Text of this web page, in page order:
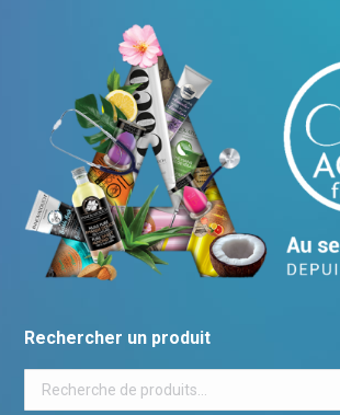
Rechercher un produit